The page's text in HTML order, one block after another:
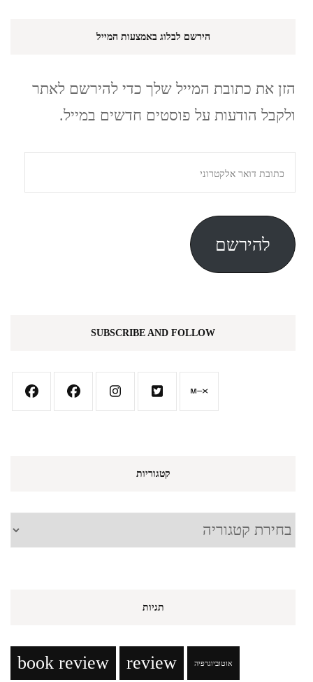
הירשם לבלוג באמצעות המייל
הזן את כתובת המייל שלך כדי להירשם לאתר
ולקבל הודעות על פוסטים חדשים במייל.
דואר
אלקטרוני
להירשם
SUBSCRIBE AND FOLLOW
קטגוריות
קטגוריות
תגיות
book review review אוטוביוגרפיה